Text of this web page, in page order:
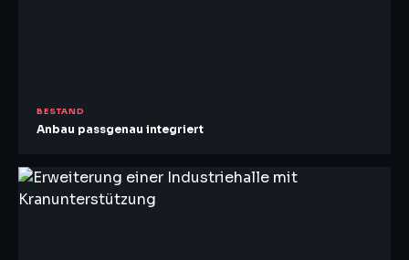
BESTAND
Anbau passgenau integriert